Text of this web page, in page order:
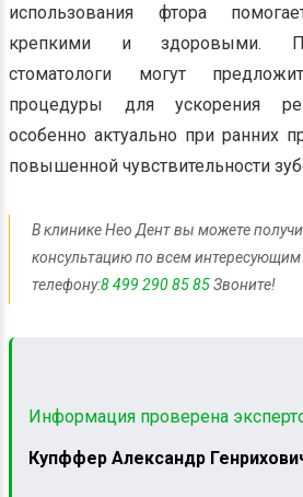
использования фтора
крепкими и здоровыми.
стоматологи могут
процедуры для ускорения
особенно актуально при ранних
повышенной чувствительности
В клинике Нео Дент вы можете
консультацию по всем
телефону:8 499 290 85 85Звоните!
Информация проверена
Купффер Александр